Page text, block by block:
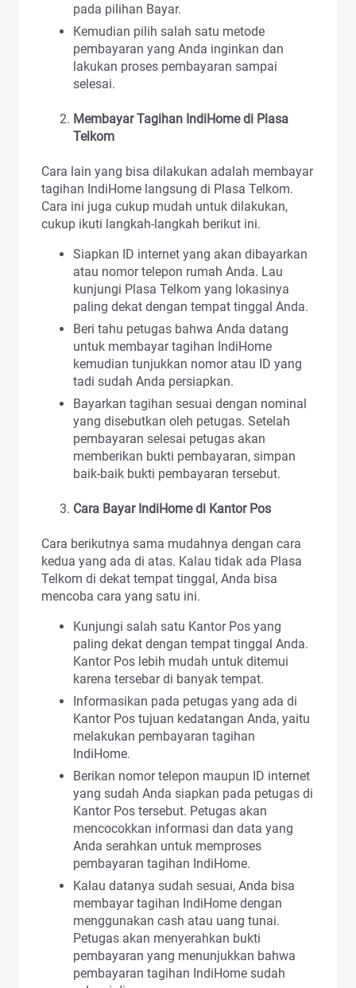
pada pilihan Bayar.
Kemudian pilih salah satu metode
pembayaran yang Anda inginkan dan
lakukan proses pembayaran sampai
selesai.
Membayar Tagihan IndiHome di Plasa
Telkom
Cara lain yang bisa dilakukan adalah membayar
tagihan IndiHome langsung di Plasa Telkom.
Cara ini juga cukup mudah untuk dilakukan,
cukup ikuti langkah-langkah berikut ini.
Siapkan ID internet yang akan dibayarkan
atau nomor telepon rumah Anda. Lau
kunjungi Plasa Telkom yang lokasinya
paling dekat dengan tempat tinggal Anda.
Beri tahu petugas bahwa Anda datang
untuk membayar tagihan IndiHome
kemudian tunjukkan nomor atau ID yang
tadi sudah Anda persiapkan.
Bayarkan tagihan sesuai dengan nominal
yang disebutkan oleh petugas. Setelah
pembayaran selesai petugas akan
memberikan bukti pembayaran, simpan
baik-baik bukti pembayaran tersebut.
Cara Bayar IndiHome di Kantor Pos
Cara berikutnya sama mudahnya dengan cara
kedua yang ada di atas. Kalau tidak ada Plasa
Telkom di dekat tempat tinggal, Anda bisa
mencoba cara yang satu ini.
Kunjungi salah satu Kantor Pos yang
paling dekat dengan tempat tinggal Anda.
Kantor Pos lebih mudah untuk ditemui
karena tersebar di banyak tempat.
Informasikan pada petugas yang ada di
Kantor Pos tujuan kedatangan Anda, yaitu
melakukan pembayaran tagihan
IndiHome.
Berikan nomor telepon maupun ID internet
yang sudah Anda siapkan pada petugas di
Kantor Pos tersebut. Petugas akan
mencocokkan informasi dan data yang
Anda serahkan untuk memproses
pembayaran tagihan IndiHome.
Kalau datanya sudah sesuai, Anda bisa
membayar tagihan IndiHome dengan
menggunakan cash atau uang tunai.
Petugas akan menyerahkan bukti
pembayaran yang menunjukkan bahwa
pembayaran tagihan IndiHome sudah